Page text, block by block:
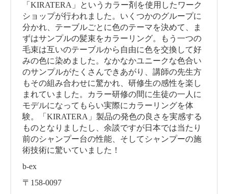
「KIRATERA」というカラー剤を使用したワーク
ショップが行われました。いくつかのグループに
分かれ、テーブルごとに色のテーマを決めて、ま
ずはサンプルの髪束をカラーリング。もう一つの
毛束は互いのテーブルから自由に色を交換して好
みの色に染めました。なかなかユニークな色合い
のサンプルがたくさんできあがり、講師の先生方
もその組み合わせに驚かれ、研修生の感性を楽し
まれていました。カラー研修の間に生徒の一人に
モデルになってもらい実際にカラーリングを体
験。「KIRATERA」製品の発色の良さを実感する
ものとなりましたし、余談ですが日本では当たり
前のシャンプー台の性能、そしてシャンプーの施
術技術に驚いていました！
b-ex
〒158-0097